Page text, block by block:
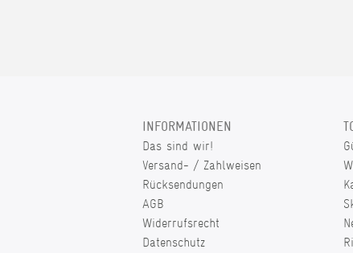
INFORMATIONEN
Das sind wir!
Versand- / Zahlweisen
Rücksendungen
AGB
Widerrufsrecht
Datenschutz